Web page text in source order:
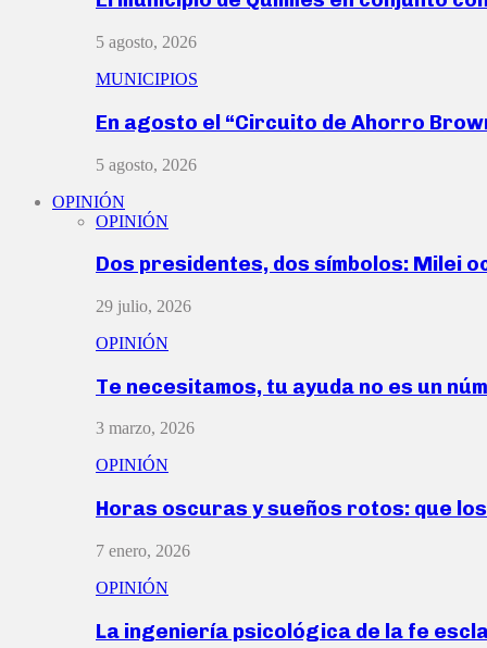
5 agosto, 2026
MUNICIPIOS
En agosto el “Circuito de Ahorro
5 agosto, 2026
OPINIÓN
OPINIÓN
Dos presidentes, dos símbolos: Milei
29 julio, 2026
OPINIÓN
Te necesitamos, tu ayuda no es un
3 marzo, 2026
OPINIÓN
Horas oscuras y sueños rotos: que
7 enero, 2026
OPINIÓN
La ingeniería psicológica de la fe